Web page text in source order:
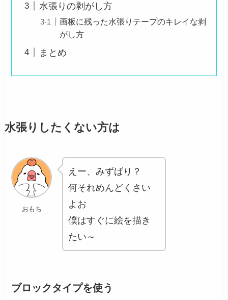
水張りの剥がし方
画板に残った水張りテープのキレイな剥
がし方
まとめ
水張りしたくない方は
おもち
えー、みずばり？
何それめんどくさい
よお
僕はすぐに絵を描き
たい～
ブロックタイプを使う